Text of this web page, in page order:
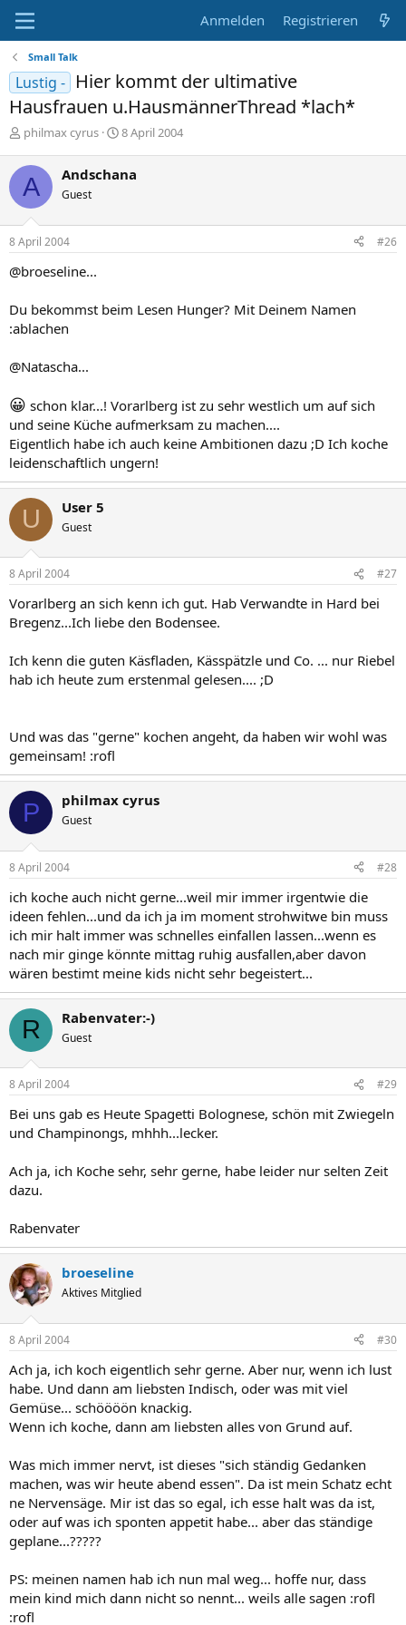
Anmelden Registrieren
Small Talk
Lustig -
Hier kommt der ultimative
Hausfrauen u.HausmännerThread *lach*
E
s
e
l
l
e
philmax cyrus
E
t
l
8 April 2004
A Andschana
Guest
8 April 2004 #26
@broeseline...
Du bekommst beim Lesen Hunger? Mit Deinem Namen
:ablachen
@Natascha...
😀 schon klar...! Vorarlberg ist zu sehr westlich um auf sich
und seine Küche aufmerksam zu machen....
Eigentlich habe ich auch keine Ambitionen dazu ;D Ich koche
leidenschaftlich ungern!
U User 5
Guest
8 April 2004 #27
Vorarlberg an sich kenn ich gut. Hab Verwandte in Hard bei
Bregenz...Ich liebe den Bodensee.
Ich kenn die guten Käsfladen, Kässpätzle und Co. ... nur Riebel
hab ich heute zum erstenmal gelesen.... ;D
Und was das "gerne" kochen angeht, da haben wir wohl was
gemeinsam! :rofl
P philmax cyrus
Guest
8 April 2004 #28
ich koche auch nicht gerne...weil mir immer irgentwie die
ideen fehlen...und da ich ja im moment strohwitwe bin muss
ich mir halt immer was schnelles einfallen lassen...wenn es
nach mir ginge könnte mittag ruhig ausfallen,aber davon
wären bestimt meine kids nicht sehr begeistert...
R Rabenvater:-)
Guest
8 April 2004 #29
Bei uns gab es Heute Spagetti Bolognese, schön mit Zwiegeln
und Champinongs, mhhh...lecker.
Ach ja, ich Koche sehr, sehr gerne, habe leider nur selten Zeit
dazu.
Rabenvater
broeseline
Aktives Mitglied
8 April 2004 #30
Ach ja, ich koch eigentlich sehr gerne. Aber nur, wenn ich lust
habe. Und dann am liebsten Indisch, oder was mit viel
Gemüse... schöööön knackig.
Wenn ich koche, dann am liebsten alles von Grund auf.
Was mich immer nervt, ist dieses "sich ständig Gedanken
machen, was wir heute abend essen". Da ist mein Schatz echt
ne Nervensäge. Mir ist das so egal, ich esse halt was da ist,
oder auf was ich sponten appetit habe... aber das ständige
geplane...?????
PS: meinen namen hab ich nun mal weg... hoffe nur, dass
mein kind mich dann nicht so nennt... weils alle sagen :rofl
:rofl